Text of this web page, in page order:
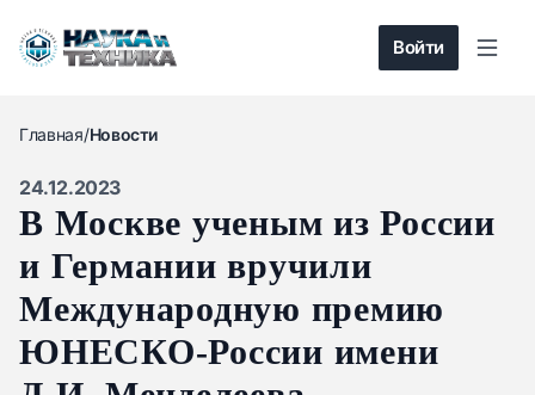
Войти
Главная/Новости
24.12.2023
В Москве ученым из России
и Германии вручили
Международную премию
ЮНЕСКО-России имени